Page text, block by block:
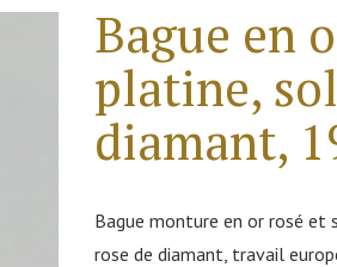
Bague en
platine,
diamant,
Bague monture en or rosé
rose de diamant, travail